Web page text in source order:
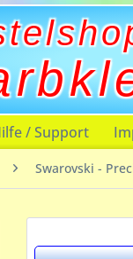
/ Support
Swarovski -